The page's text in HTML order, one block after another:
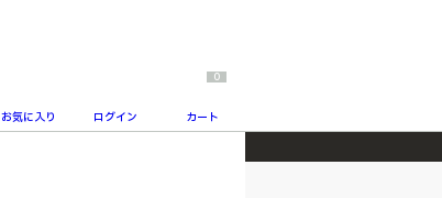
お気に入り ログイン
0
カート